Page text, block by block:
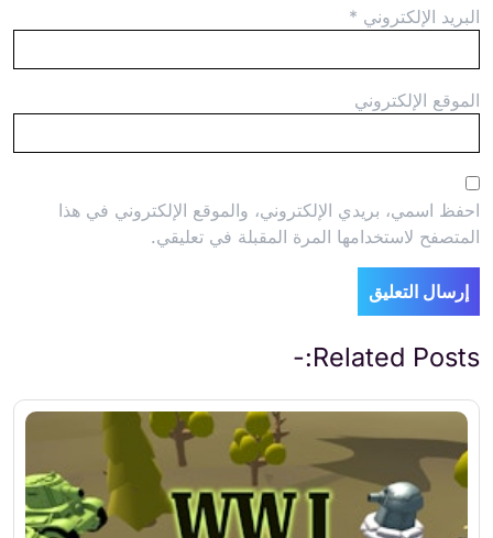
البريد الإلكتروني *
الموقع الإلكتروني
احفظ اسمي، بريدي الإلكتروني، والموقع الإلكتروني في هذا
المتصفح لاستخدامها المرة المقبلة في تعليقي.
Related Posts:-